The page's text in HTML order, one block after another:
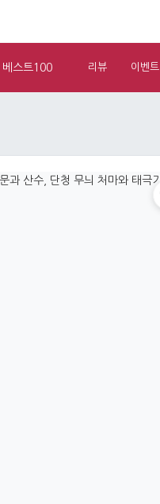
베스트100 리뷰 이벤트